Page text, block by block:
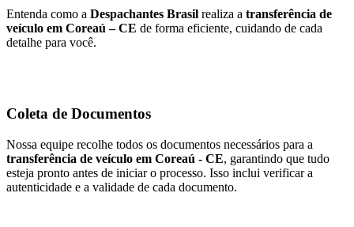
Entenda como a Despachantes Brasil realiza a transferência de
veículo em Coreaú – CE de forma eficiente, cuidando de cada
detalhe para você.
Coleta de Documentos
Nossa equipe recolhe todos os documentos necessários para a
transferência de veículo em Coreaú - CE, garantindo que tudo
esteja pronto antes de iniciar o processo. Isso inclui verificar a
autenticidade e a validade de cada documento.